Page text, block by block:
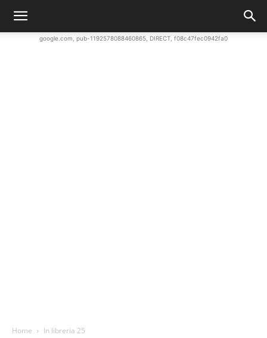
google.com, pub-1192578088460865, DIRECT, f08c47fec0942fa0
Home In libreria 25